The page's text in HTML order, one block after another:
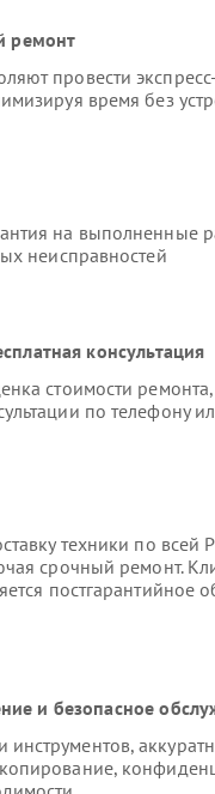
ремонт
провести
время без
на выполненные
неисправностей
консультация
стоимости ремонта,
по телефону
техники по всей
срочный ремонт.
постгарантийное
и безопасное